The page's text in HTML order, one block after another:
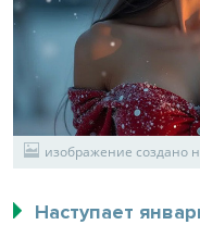
изображение создано
Наступает